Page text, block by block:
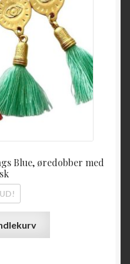
Blue, øredobber med